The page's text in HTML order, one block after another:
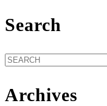
Search
Search
for:
Archives